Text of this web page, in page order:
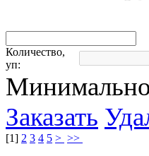
Количество,
уп:
Заказать
[1] 2 3 4 5 > >>